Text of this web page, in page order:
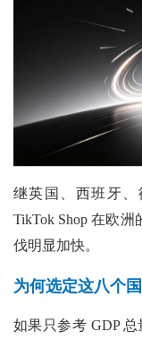
继英国、西班牙、
TikTok Shop 在欧
伐明显加快。
为何选定这八个
如果只参考 GDP